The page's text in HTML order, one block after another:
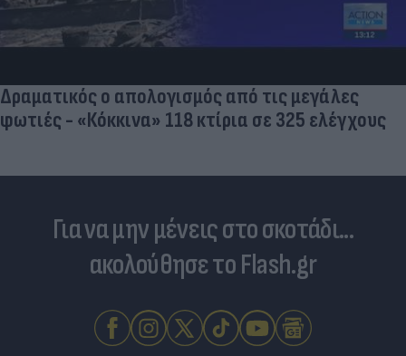
Πανζουρλισμός στην παρουσίαση του Σαλάχ -
Χιλιάδες κόσμου στο γήπεδο της Τραμπζονσπόρ
Για να μην μένεις στο σκοτάδι...
ακολούθησε το Flash.gr